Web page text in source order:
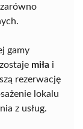
gamy
miła i
rezerwację
lokalu
z usług.